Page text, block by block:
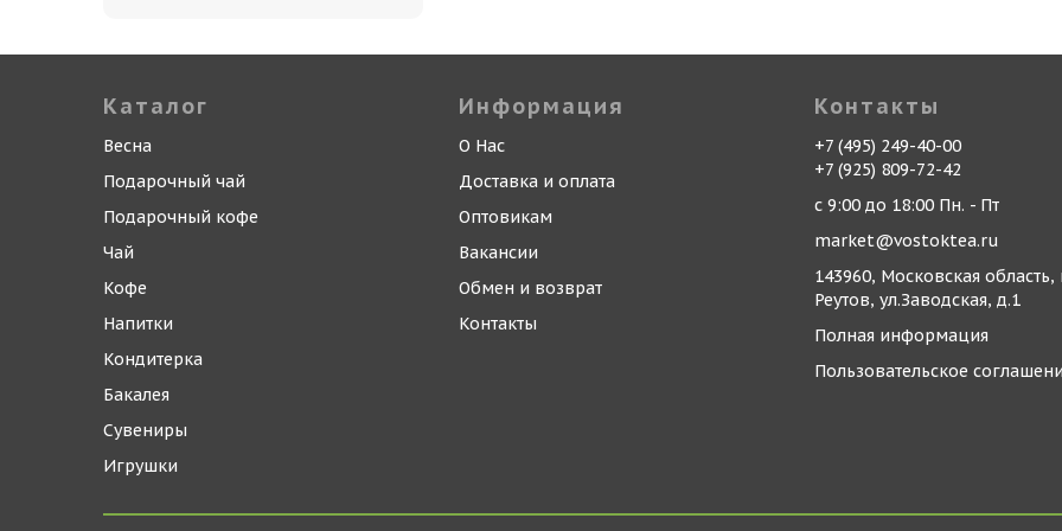
Каталог
Весна
Подарочный чай
Подарочный кофе
Чай
Кофе
Напитки
Кондитерка
Бакалея
Сувениры
Игрушки
Информация
О Нас
Доставка и оплата
Оптовикам
Вакансии
Обмен и возврат
Контакты
Контакты
+7 (495) 249-40-00
+7 (925) 809-72-42
с 9:00 до 18:00 Пн. - Пт
market@vostoktea.ru
143960, Московская область,
Реутов, ул.Заводская, д.1
Полная информация
Пользовательское